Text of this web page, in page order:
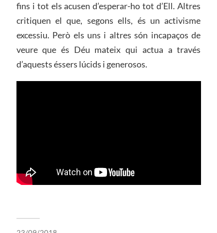
fins i tot els acusen d’esperar-ho tot d’Ell. Altres
critiquen el que, segons ells, és un activisme
excessiu. Però els uns i altres són incapaços de
veure que és Déu mateix qui actua a través
d’aquests éssers lúcids i generosos.